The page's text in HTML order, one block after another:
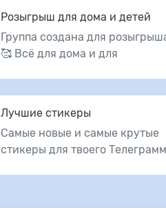
Розыгрыш для дома и детей
Группа создана для
🥰 Всё для дома и для
Лучшие стикеры
Самые новые и самые крутые
стикеры для твоего